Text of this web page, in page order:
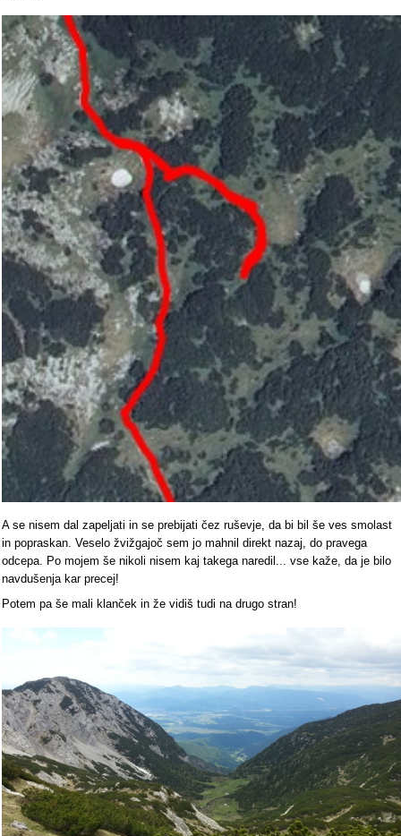
A se nisem dal zapeljati in se prebijati čez ruševje, da bi bil še ves smolast
in popraskan. Veselo žvižgajoč sem jo mahnil direkt nazaj, do pravega
odcepa. Po mojem še nikoli nisem kaj takega naredil... vse kaže, da je bilo
navdušenja kar precej!
Potem pa še mali klanček in že vidiš tudi na drugo stran!